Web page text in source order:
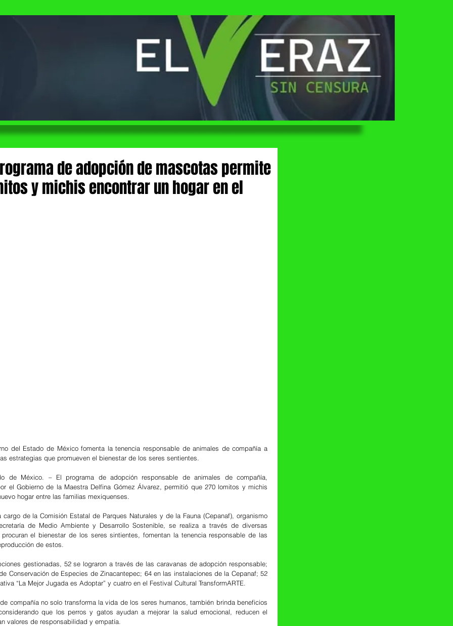
de adopción de mascotas permite
y michis encontrar un hogar en el
de 5 estrellas.
estrategias que promueven el bienestar de los seres sentientes.
de México. – El programa de adopción responsable de animales de compañía,
el Gobierno de la Maestra Delfina Gómez Álvarez, permitió que 270 lomitos y michis
hogar entre las familias mexiquenses.
cargo de la Comisión Estatal de Parques Naturales y de la Fauna (Cepanaf), organismo
de Medio Ambiente y Desarrollo Sostenible, se realiza a través de diversas
el bienestar de los seres sintientes, fomentan la tenencia responsable de las
de estos.
gestionadas, 52 se lograron a través de las caravanas de adopción responsable;
Conservación de Especies de Zinacantepec; 64 en las instalaciones de la Cepanaf; 52
“La Mejor Jugada es Adoptar” y cuatro en el Festival Cultural TransformARTE.
compañía no solo transforma la vida de los seres humanos, también brinda beneficios
que los perros y gatos ayudan a mejorar la salud emocional, reducen el
valores de responsabilidad y empatía.